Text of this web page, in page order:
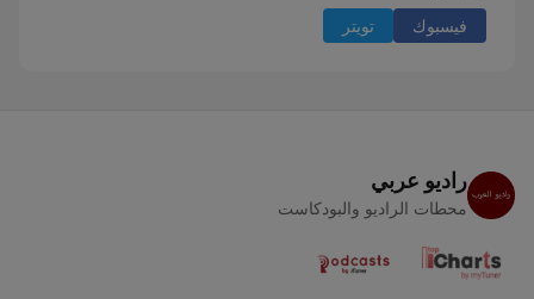
فيسبوك تويتر
راديو عربي
محطات الراديو والبودكاست